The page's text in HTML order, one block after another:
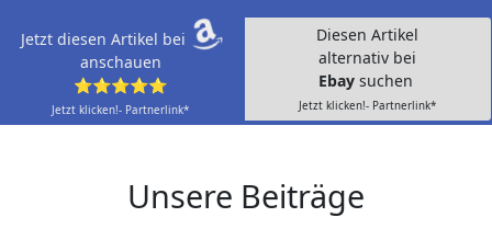
Jetzt diesen Artikel bei
anschauen
⭐⭐⭐⭐⭐
Jetzt klicken!- Partnerlink*
Diesen Artikel
alternativ bei
Ebay suchen
Jetzt klicken!- Partnerlink*
Unsere Beiträge